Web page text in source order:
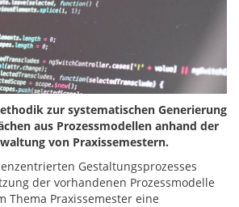
zur systematischen Generierung
aus Prozessmodellen anhand der
von Praxissemestern.
Gestaltungsprozesses
der vorhandenen Prozessmodelle
Thema Praxissemester eine